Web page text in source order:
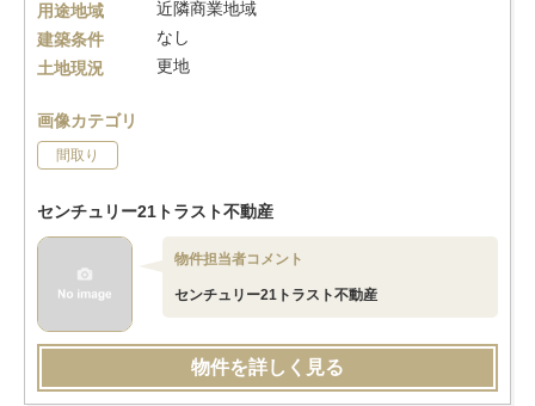
用途地域
近隣商業地域
建築条件
なし
土地現況
更地
画像カテゴリ
間取り
センチュリー21トラスト不動産
物件担当者コメント
センチュリー21トラスト不動産
物件を詳しく見る